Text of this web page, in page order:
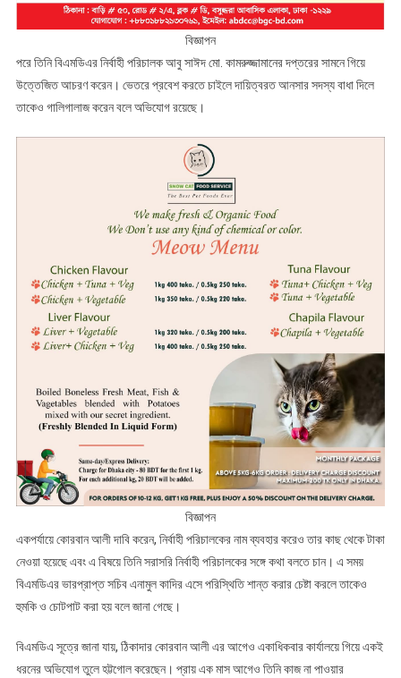
বিজ্ঞাপন
পরে তিনি বিএমডিএর নির্বাহী পরিচালক আবু সাঈদ মো. কামরুজ্জামানের দপ্তরের সামনে গিয়ে
উত্তেজিত আচরণ করেন। ভেতরে প্রবেশ করতে চাইলে দায়িত্বরত আনসার সদস্য বাধা দিলে
তাকেও গালিগালাজ করেন বলে অভিযোগ রয়েছে।
বিজ্ঞাপন
একপর্যায়ে কোরবান আলী দাবি করেন, নির্বাহী পরিচালকের নাম ব্যবহার করেও তার কাছ থেকে টাকা
নেওয়া হয়েছে এবং এ বিষয়ে তিনি সরাসরি নির্বাহী পরিচালকের সঙ্গে কথা বলতে চান। এ সময়
বিএমডিএর ভারপ্রাপ্ত সচিব এনামুল কাদির এসে পরিস্থিতি শান্ত করার চেষ্টা করলে তাকেও
হুমকি ও চোটপাট করা হয় বলে জানা গেছে।
বিএমডিএ সূত্রে জানা যায়, ঠিকাদার কোরবান আলী এর আগেও একাধিকবার কার্যালয়ে গিয়ে একই
ধরনের অভিযোগ তুলে হট্টগোল করেছেন। প্রায় এক মাস আগেও তিনি কাজ না পাওয়ার